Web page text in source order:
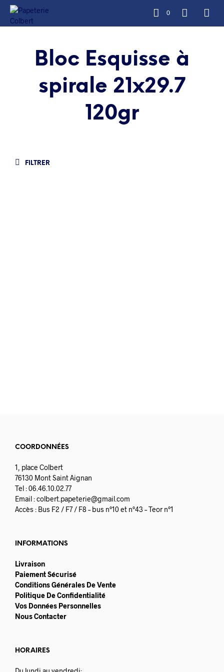
0
Bloc Esquisse à
spirale 21x29.7
120gr
FILTRER
COORDONNÉES
1, place Colbert
76130 Mont Saint Aignan
Tel : 06.46.10.02.77
Email :colbert.papeterie@gmail.com
Accès : Bus F2 / F7 / F8 – bus n°10 et n°43 – Teor n°1
INFORMATIONS
Livraison
Paiement Sécurisé
Conditions Générales De Vente
Politique De Confidentialité
Vos Données Personnelles
Nous Contacter
HORAIRES